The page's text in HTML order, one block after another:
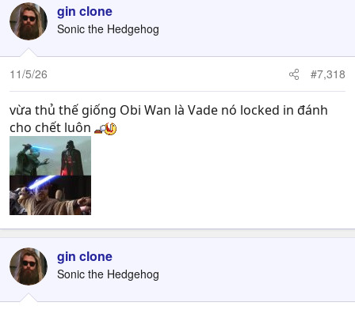
c
t
i
o
n
gin clone
Sonic the Hedgehog
11/5/26 #7,318
vừa thủ thế giống Obi Wan là Vade nó locked in đánh
cho chết luôn
gin clone
Sonic the Hedgehog